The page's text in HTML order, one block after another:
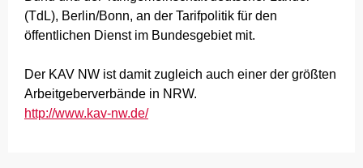
(TdL), Berlin/Bonn, an der Tarifpolitik für den
öffentlichen Dienst im Bundesgebiet mit.
Der KAV NW ist damit zugleich auch einer der größten
Arbeitgeberverbände in NRW.
http://www.kav-nw.de/